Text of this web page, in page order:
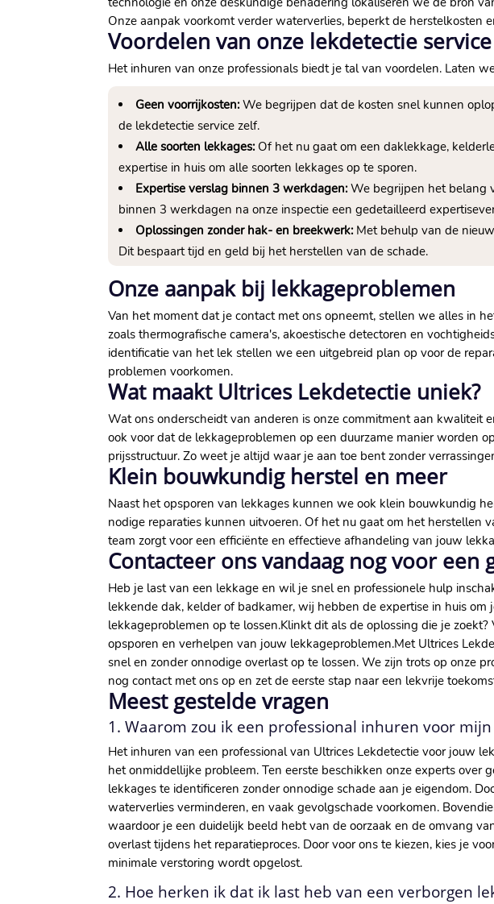
Onze aanpak voorkomt verder waterverlies, beperkt de
Voordelen van onze lekdetectie service
Het inhuren van onze professionals biedt je tal van voordelen.​ Laten
Geen voorrijkosten:We begrijpen dat de kosten snel kunnen
de lekdetectie service zelf.​
Alle soorten lekkages:Of het nu gaat om een daklekkage,
expertise in huis om alle soorten lekkages op te sporen.​
Expertise verslag binnen 3 werkdagen:We begrijpen het belang
binnen 3 werkdagen na onze inspectie een gedetailleerd
Oplossingen zonder hak- en breekwerk:Met behulp van de
Dit bespaart tijd en geld bij het herstellen van de schade.​
Onze aanpak bij lekkageproblemen
Van het moment dat je contact met ons opneemt, stellen we alles in
zoals thermografische camera's, akoestische detectoren en
identificatie van het lek stellen we een uitgebreid plan op voor de
problemen voorkomen.​
Wat maakt Ultrices Lekdetectie uniek?
Wat ons onderscheidt van anderen is onze commitment aan kwaliteit
ook voor dat de lekkageproblemen op een duurzame manier worden
prijsstructuur.​ Zo weet je altijd waar je aan toe bent zonder
Klein bouwkundig herstel en meer
Naast het opsporen van lekkages kunnen we ook klein bouwkundig
nodige reparaties kunnen uitvoeren.​ Of het nu gaat om het herstellen
team zorgt voor een efficiënte en effectieve afhandeling van jouw
Contacteer ons vandaag nog voor een
Heb je last van een lekkage en wil je snel en professionele hulp
lekkende dak, kelder of badkamer, wij hebben de expertise in huis
lekkageproblemen op te lossen.​ Klinkt dit als de oplossing die je zoekt?
opsporen en verhelpen van jouw lekkageproblemen.​ Met Ultrices
snel en zonder onnodige overlast op te lossen.​ We zijn trots op onze
nog contact met ons op en zet de eerste stap naar een lekvrije
Meest gestelde vragen
1.​ Waarom zou ik een professional inhuren voor
Het inhuren van een professional van Ultrices Lekdetectie voor jouw
het onmiddellijke probleem.​ Ten eerste beschikken onze experts over
lekkages te identificeren zonder onnodige schade aan je eigendom.​
waterverlies verminderen, en vaak gevolgschade voorkomen.​
waardoor je een duidelijk beeld hebt van de oorzaak en de omvang
overlast tijdens het reparatieproces.​ Door voor ons te kiezen, kies je
minimale verstoring wordt opgelost.​
2.​ Hoe herken ik dat ik last heb van een verborgen